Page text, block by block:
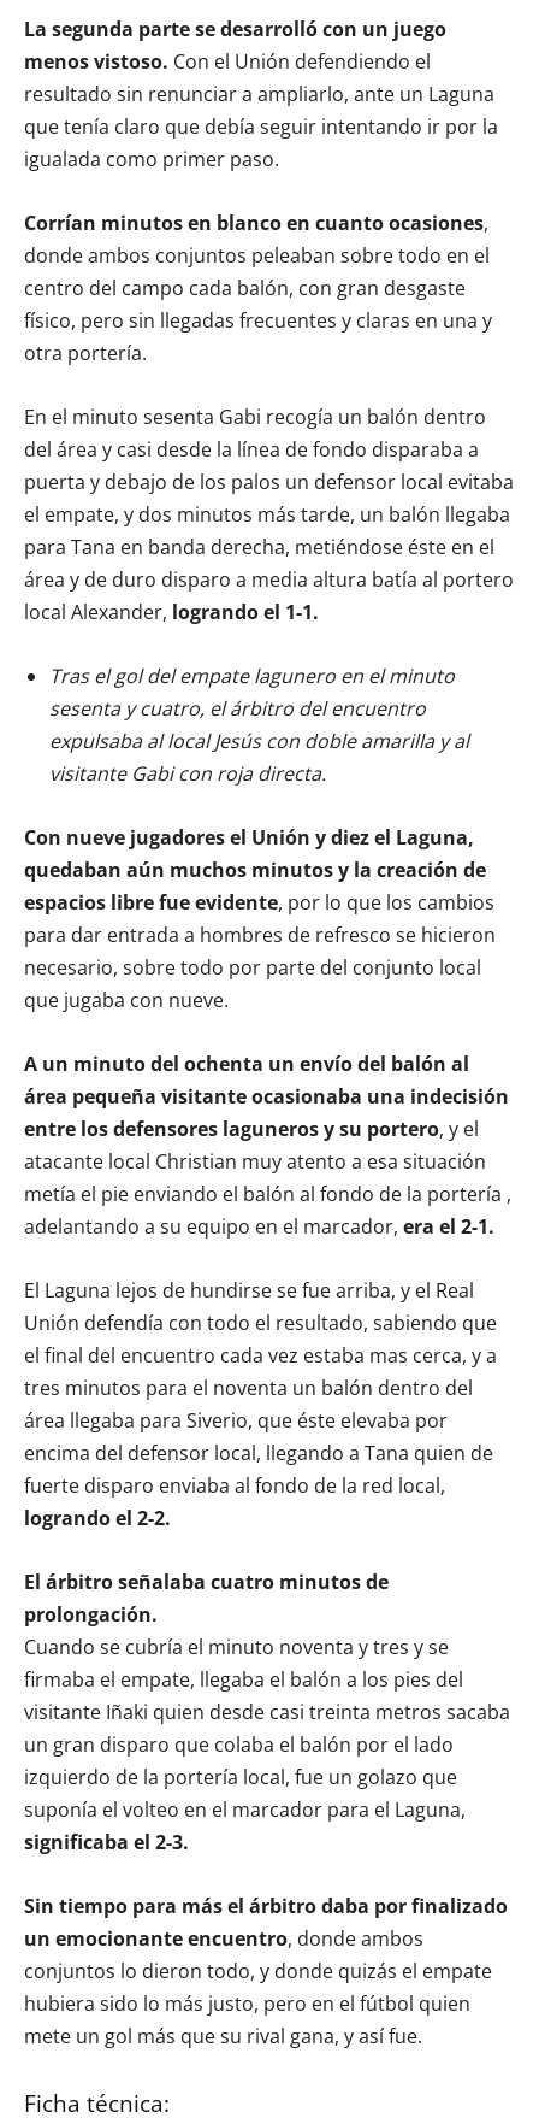
La segunda parte se desarrolló con un juego
menos vistoso. Con el Unión defendiendo el
resultado sin renunciar a ampliarlo, ante un Laguna
que tenía claro que debía seguir intentando ir por la
igualada como primer paso.
Corrían minutos en blanco en cuanto ocasiones,
donde ambos conjuntos peleaban sobre todo en el
centro del campo cada balón, con gran desgaste
físico, pero sin llegadas frecuentes y claras en una y
otra portería.
En el minuto sesenta Gabi recogía un balón dentro
del área y casi desde la línea de fondo disparaba a
puerta y debajo de los palos un defensor local evitaba
el empate, y dos minutos más tarde, un balón llegaba
para Tana en banda derecha, metiéndose éste en el
área y de duro disparo a media altura batía al portero
local Alexander, logrando el 1-1.
Tras el gol del empate lagunero en el minuto
sesenta y cuatro, el árbitro del encuentro
expulsaba al local Jesús con doble amarilla y al
visitante Gabi con roja directa.
Con nueve jugadores el Unión y diez el Laguna,
quedaban aún muchos minutos y la creación de
espacios libre fue evidente, por lo que los cambios
para dar entrada a hombres de refresco se hicieron
necesario, sobre todo por parte del conjunto local
que jugaba con nueve.
A un minuto del ochenta un envío del balón al
área pequeña visitante ocasionaba una indecisión
entre los defensores laguneros y su portero, y el
atacante local Christian muy atento a esa situación
metía el pie enviando el balón al fondo de la portería ,
adelantando a su equipo en el marcador, era el 2-1.
El Laguna lejos de hundirse se fue arriba, y el Real
Unión defendía con todo el resultado, sabiendo que
el final del encuentro cada vez estaba mas cerca, y a
tres minutos para el noventa un balón dentro del
área llegaba para Siverio, que éste elevaba por
encima del defensor local, llegando a Tana quien de
fuerte disparo enviaba al fondo de la red local,
logrando el 2-2.
El árbitro señalaba cuatro minutos de
prolongación.
Cuando se cubría el minuto noventa y tres y se
firmaba el empate, llegaba el balón a los pies del
visitante Iñaki quien desde casi treinta metros sacaba
un gran disparo que colaba el balón por el lado
izquierdo de la portería local, fue un golazo que
suponía el volteo en el marcador para el Laguna,
significaba el 2-3.
Sin tiempo para más el árbitro daba por finalizado
un emocionante encuentro, donde ambos
conjuntos lo dieron todo, y donde quizás el empate
hubiera sido lo más justo, pero en el fútbol quien
mete un gol más que su rival gana, y así fue.
Ficha técnica: